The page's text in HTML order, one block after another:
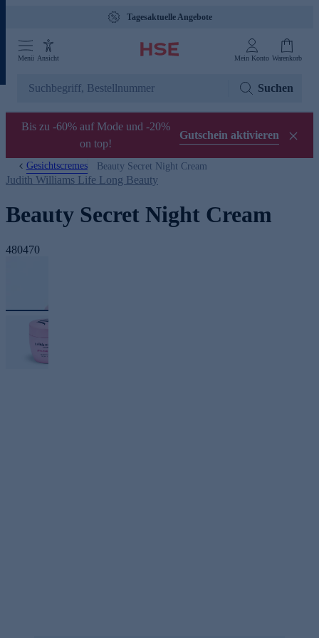
Tagesaktuelle Angebote
Menü Ansicht Mein Konto Warenkorb
Suchen
Bis zu -60% auf Mode und -20%
on top!
Gutschein aktivieren
Gesichtscremes Beauty Secret Night Cream
Judith Williams Life Long Beauty
Beauty Secret Night Cream
480470